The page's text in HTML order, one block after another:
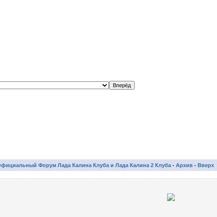
Форум Лада Калина Клуба и Лада Калина 2 Клуба - Архив - Вверх